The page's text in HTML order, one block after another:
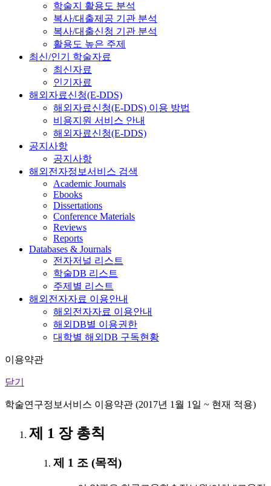
학술지 활용도 분석
복사/대출제공 기관 분석
복사/대출신청 기관 분석
활용도 높은 주제
최신/인기 학술자료
최신자료
인기자료
해외자료신청(E-DDS)
해외자료신청(E-DDS) 이용 방법
비용지원 서비스 안내
해외자료신청(E-DDS)
공지사항
공지사항
해외전자정보서비스 검색
Academic Journals
Ebooks
Dissertations
Conference Materials
Reviews
Reports
Databases & Journals
전자저널 리스트
학술DB 리스트
주제별 리스트
해외전자자료 이용안내
해외전자자료 이용안내
해외DB별 이용권한
대학별 해외DB 구독현황
이용약관
닫기
학술연구정보서비스 이용약관 (2017년 1월 1일 ~ 현재 적용)
제 1 장 총칙
제 1 조 (목적)